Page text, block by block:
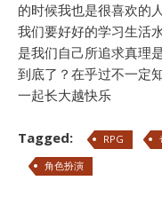
的时候我也是很喜欢的
我们要好好的学习生活
是我们自己所追求真理
到底了？在乎过不一定
一起长大越快乐
Tagged: RPG
角色扮演